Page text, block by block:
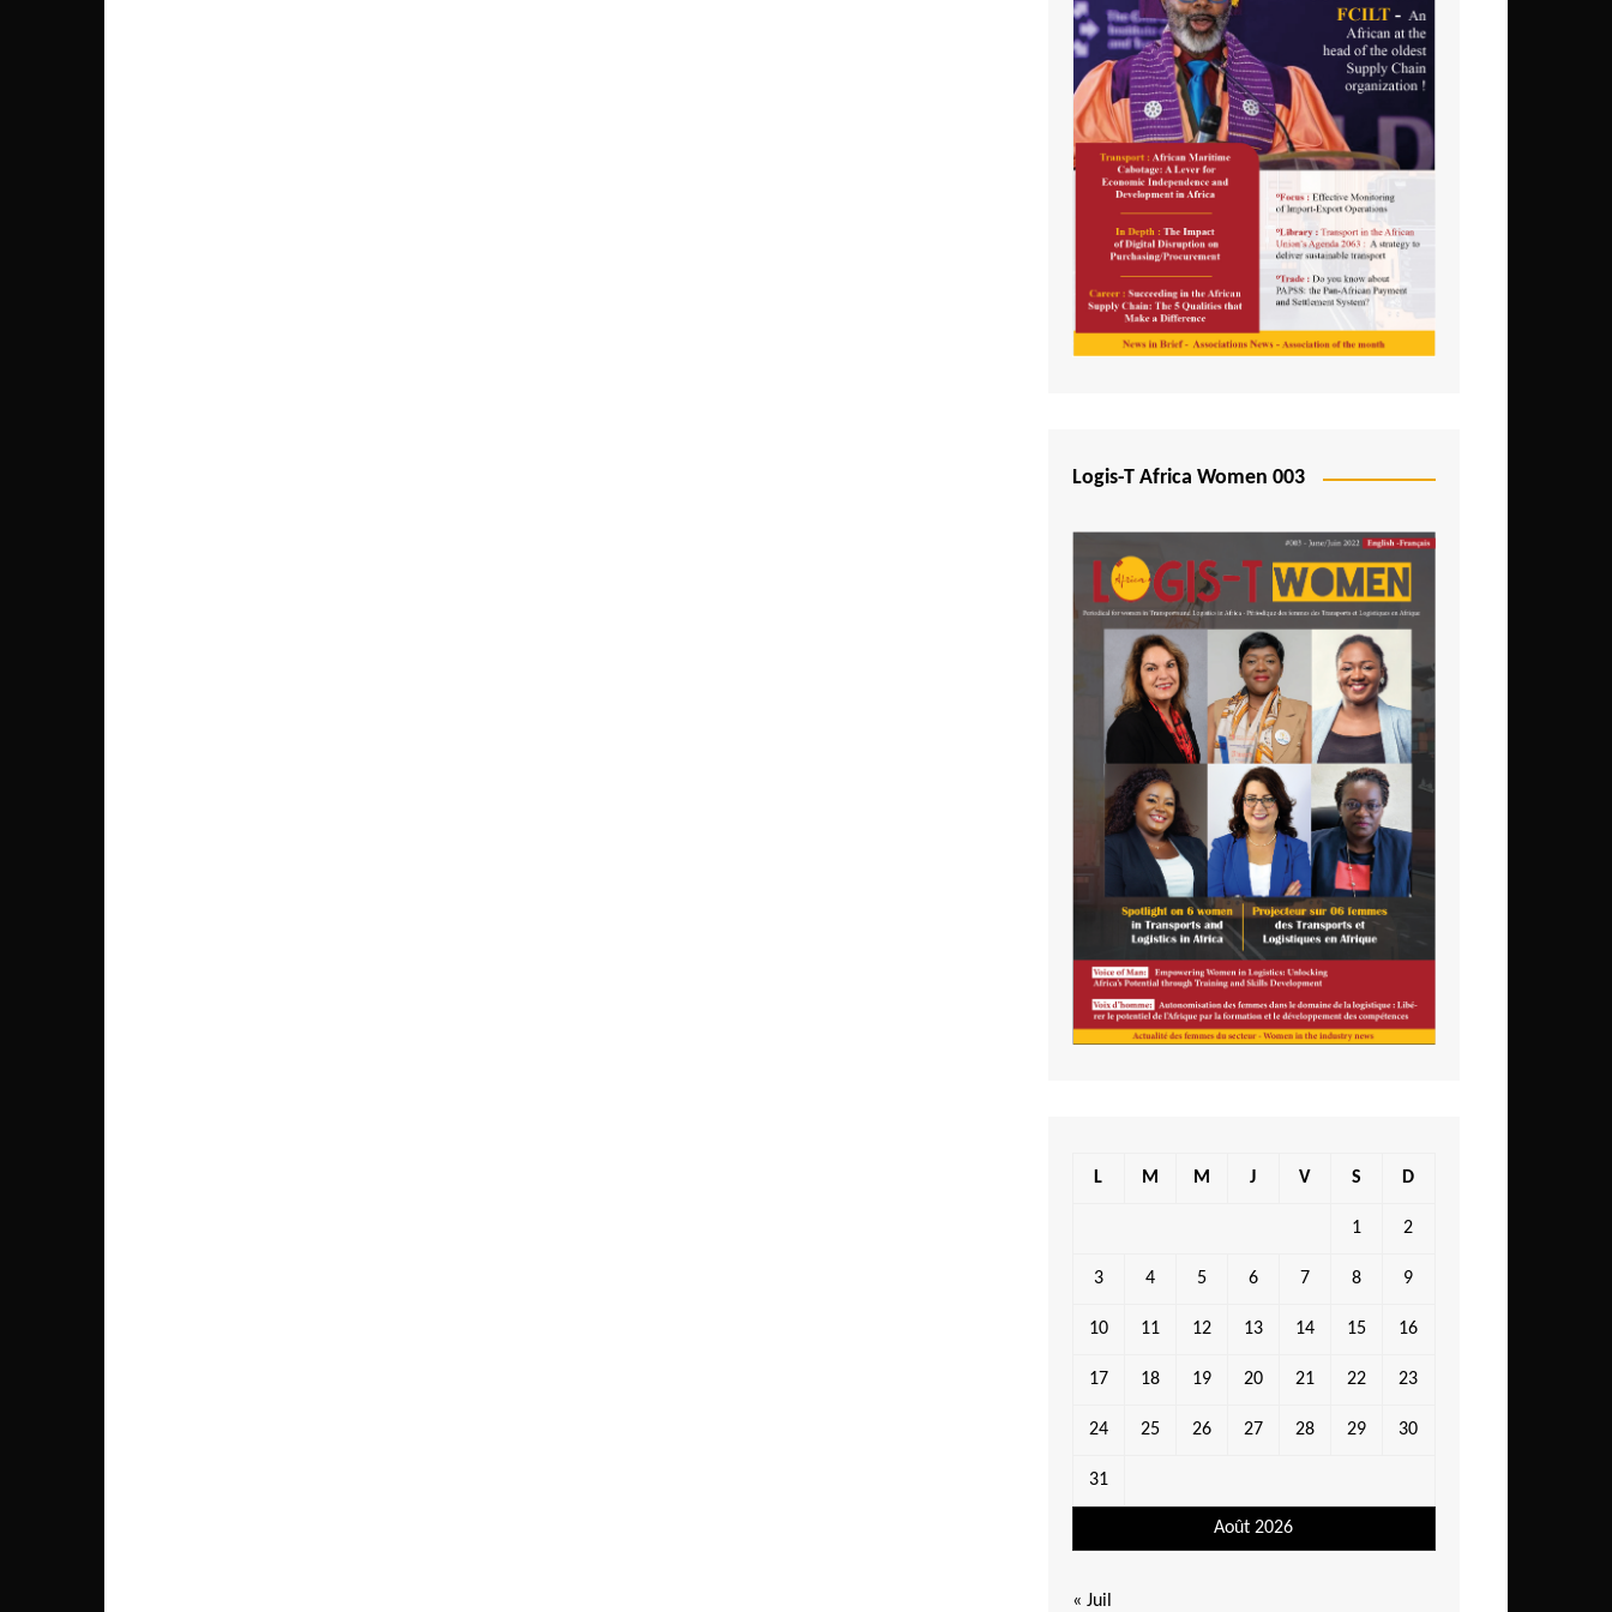
Logis-T Africa Women 003
Août 2026
L M M J V S D
1 2
3 4 5 6 7 8 9
10 11 12 13 14 15 16
17 18 19 20 21 22 23
24 25 26 27 28 29 30
31
« Juil